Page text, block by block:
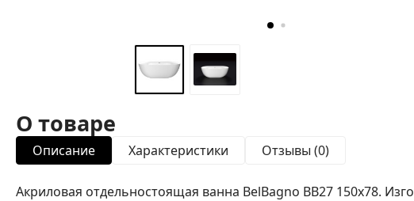
О товаре
Описание Характеристики Отзывы (0)
Акриловая отдельностоящая ванна BelBagno BB27 150x78.